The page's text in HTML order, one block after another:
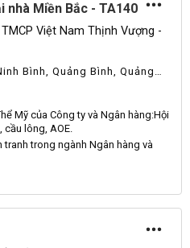
nhà Miền Bắc - TA140
Việt Nam Thịnh Vượng -
Bình, Quảng Bình, Quảng
Mỹ của Công ty và Ngân hàng:Hội
cầu lông, AOE.
tranh trong ngành Ngân hàng và